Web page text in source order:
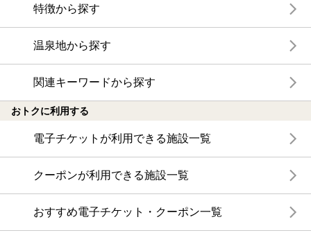
特徴から探す
温泉地から探す
関連キーワードから探す
おトクに利用する
電子チケットが利用できる施設一覧
クーポンが利用できる施設一覧
おすすめ電子チケット・クーポン一覧